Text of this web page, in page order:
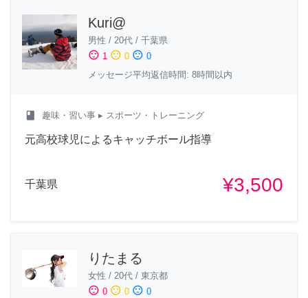
Kuri@
男性 / 20代 / 千葉県
sentiment_satisfied 1 sentiment_neutral 0 sentiment_dissatisfied 0
メッセージ平均返信時間: 8時間以内
class 趣味・習い事 ▸ スポーツ・トレーニング
元高校球児によるキャッチボール指導
千葉県 ¥3,500
りたまる
女性 / 20代 / 東京都
sentiment_satisfied 0 sentiment_neutral 0 sentiment_dissatisfied 0